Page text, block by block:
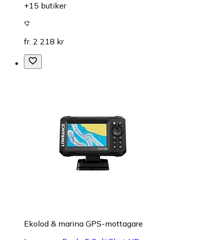
+15 butiker
fr. 2 218 kr
Ekolod & marina GPS-mottagare